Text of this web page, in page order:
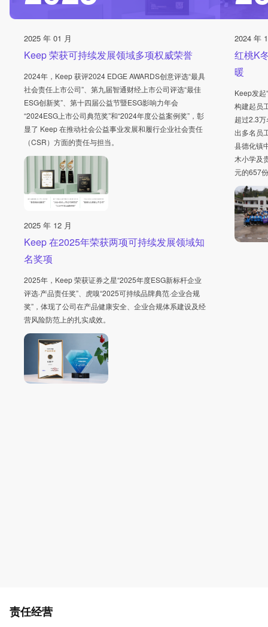
2025 年 01 月
Keep 荣获可持续发展领域多项权威荣誉
2024年，Keep 获评2024 EDGE AWARDS创意评选“最具
社会责任上市公司”、第九届智通财经上市公司评选“最佳
ESG创新奖”、第十四届公益节暨ESG影响力年会
“2024ESG上市公司典范奖”和“2024年度公益案例奖”，彰
显了 Keep 在推动社会公益事业发展和履行企业社会责任
（CSR）方面的责任与担当。
2025 年 12 月
Keep 在2025年荣获两项可持续发展领域知
名奖项
2025年，Keep 荣获证券之星“2025年度ESG新标杆企业
评选·产品责任奖”、虎嗅“2025可持续品牌典范·企业合规
奖”，体现了公司在产品健康安全、企业合规体系建设及经
营风险防范上的扎实成效。
2024 年
红桃K
暖
Keep发起
构建起员
超过2.3
出多名员
县德化镇
木小学及
元的657
责任经营